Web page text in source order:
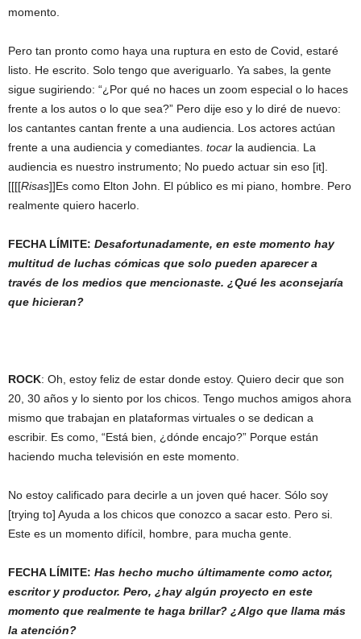
momento.
Pero tan pronto como haya una ruptura en esto de Covid, estaré
listo. He escrito. Solo tengo que averiguarlo. Ya sabes, la gente
sigue sugiriendo: “¿Por qué no haces un zoom especial o lo haces
frente a los autos o lo que sea?” Pero dije eso y lo diré de nuevo:
los cantantes cantan frente a una audiencia. Los actores actúan
frente a una audiencia y comediantes. tocar la audiencia. La
audiencia es nuestro instrumento; No puedo actuar sin eso [it].
[[[[Risas]]Es como Elton John. El público es mi piano, hombre. Pero
realmente quiero hacerlo.
FECHA LÍMITE: Desafortunadamente, en este momento hay
multitud de luchas cómicas que solo pueden aparecer a
través de los medios que mencionaste. ¿Qué les aconsejaría
que hicieran?
ROCK: Oh, estoy feliz de estar donde estoy. Quiero decir que son
20, 30 años y lo siento por los chicos. Tengo muchos amigos ahora
mismo que trabajan en plataformas virtuales o se dedican a
escribir. Es como, “Está bien, ¿dónde encajo?” Porque están
haciendo mucha televisión en este momento.
No estoy calificado para decirle a un joven qué hacer. Sólo soy
[trying to] Ayuda a los chicos que conozco a sacar esto. Pero si.
Este es un momento difícil, hombre, para mucha gente.
FECHA LÍMITE: Has hecho mucho últimamente como actor,
escritor y productor. Pero, ¿hay algún proyecto en este
momento que realmente te haga brillar? ¿Algo que llama más
la atención?